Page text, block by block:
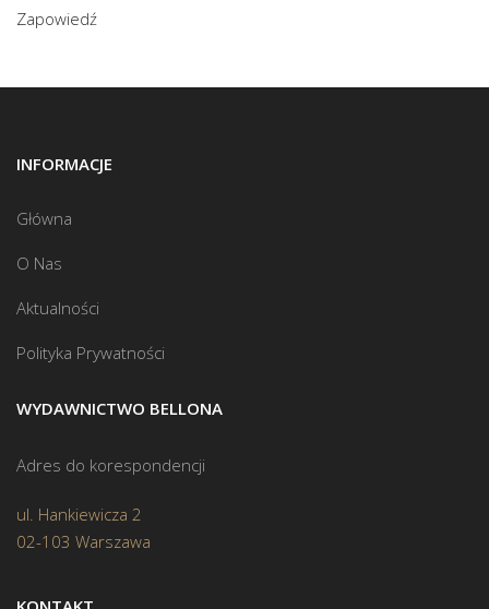
Zapowiedź
INFORMACJE
Główna
O Nas
Aktualności
Polityka Prywatności
WYDAWNICTWO BELLONA
Adres do korespondencji
ul. Hankiewicza 2
02-103 Warszawa